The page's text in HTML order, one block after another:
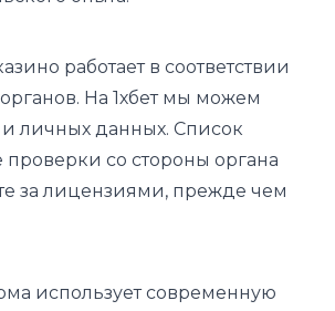
работает в соответствии
На 1хбет мы можем
и личных данных. Список
со стороны органа
за лицензиями, прежде чем
использует современную